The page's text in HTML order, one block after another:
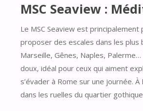
MSC Seaview :
Le MSC Seaview est
proposer des escales dans les plus
Marseille, Gênes, Naples,
doux, idéal pour ceux qui aiment
s’évader à Rome sur une journée.
dans les ruelles du quartier